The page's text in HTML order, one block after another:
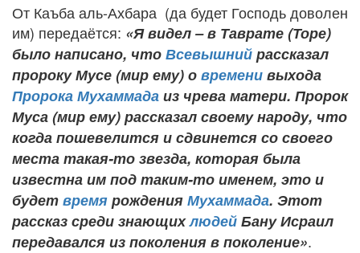
От Каъба аль-Ахбара (да будет Господь доволен
им) передаётся: «Я видел – в Таврате (Торе)
было написано, чтоВсевышнийрассказал
пророку Мусе (мир ему) овременивыхода
Пророка Мухаммадаиз чрева матери. Пророк
Муса (мир ему) рассказал своему народу, что
когда пошевелится и сдвинется со своего
места такая-то звезда, которая была
известна им под таким-то именем, это и
будетвремярожденияМухаммада. Этот
рассказ среди знающихлюдейБану Исраил
передавался из поколения в поколение».